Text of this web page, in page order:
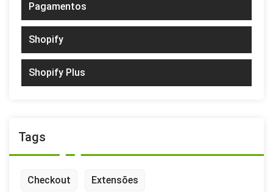
Pagamentos
Shopify
Shopify Plus
Tags
Checkout Extensões